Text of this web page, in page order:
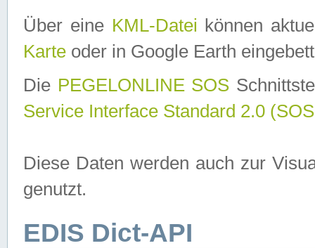
Über eine KML-Datei können
Karte oder in Google Earth
Die PEGELONLINE SOS
Service Interface Standard 2.0
Diese Daten werden auch zur
genutzt.
EDIS Dict-API